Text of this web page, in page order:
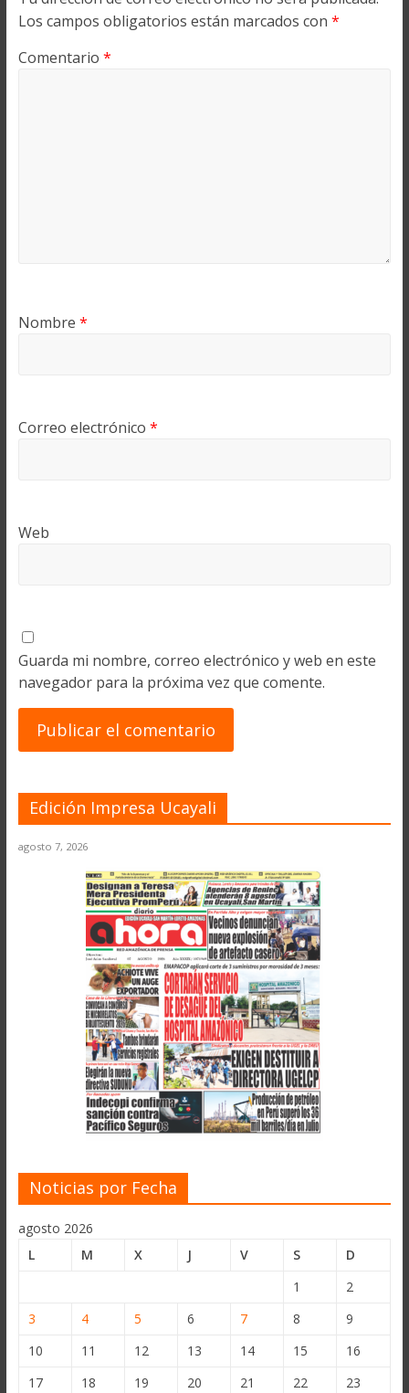
Los campos obligatorios están marcados con *
Comentario *
Nombre *
Correo electrónico *
Web
Guarda mi nombre, correo electrónico y web en este
navegador para la próxima vez que comente.
Edición Impresa Ucayali
agosto 7, 2026
Noticias por Fecha
agosto 2026
L
M X J V S
D
1
2
3
4 5 6 7 8
9
10
11 12 13 14 15
16
17
18 19 20 21 22
23